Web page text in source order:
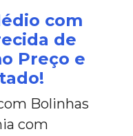
com
de
Preço e
Bolinhas
com